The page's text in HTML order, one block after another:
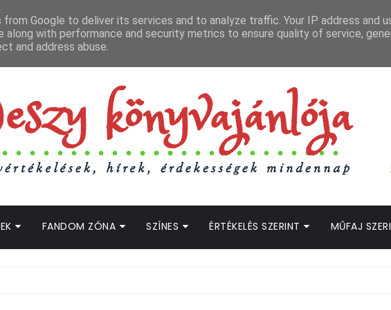
FANDOM ZÓNA SZÍNES ÉRTÉKELÉS SZERINT MŰFAJ
Google to deliver its services and to analyze traffic. Your IP address and
along with performance and security metrics to ensure quality of service,
and address abuse.